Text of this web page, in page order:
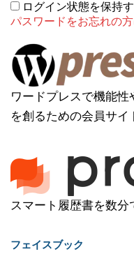
ログイン状態を保持
パスワードをお忘れの
ワードプレスで機能
を創るための会員サイ
スマート履歴書を数分
フェイスブック